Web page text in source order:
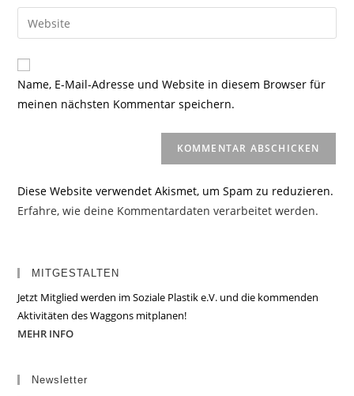
zum
Kommentieren
ein
E-
Mail-
zum
Kommentieren
ein
Gib
deine
Website-
URL
Name, E-Mail-Adresse und Website in diesem Browser für
meinen nächsten Kommentar speichern.
Diese Website verwendet Akismet, um Spam zu reduzieren.
Erfahre, wie deine Kommentardaten verarbeitet werden.
MITGESTALTEN
Jetzt Mitglied werden im Soziale Plastik e.V. und die kommenden
Aktivitäten des Waggons mitplanen!
MEHR INFO
Newsletter